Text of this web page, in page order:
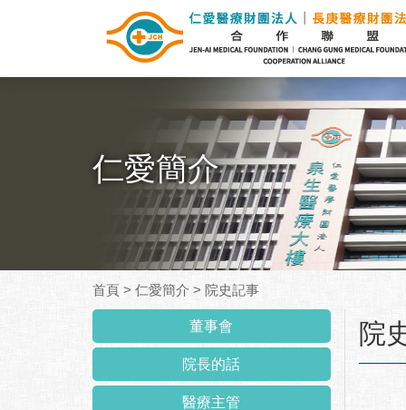
仁愛簡介
首頁 > 仁愛簡介 > 院史記事
董事會
院長的話
醫療主管
:::
院